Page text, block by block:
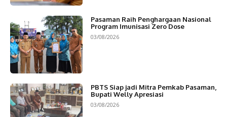
Pasaman Raih Penghargaan Nasional
Program Imunisasi Zero Dose
03/08/2026
PBTS Siap jadi Mitra Pemkab Pasaman,
Bupati Welly Apresiasi
03/08/2026